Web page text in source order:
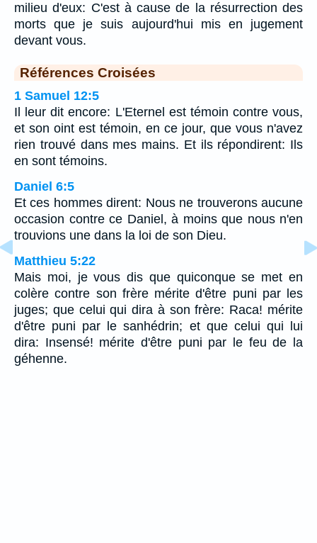
milieu d'eux: C'est à cause de la résurrection des
morts que je suis aujourd'hui mis en jugement
devant vous.
Références Croisées
1 Samuel 12:5
Il leur dit encore: L'Eternel est témoin contre vous,
et son oint est témoin, en ce jour, que vous n'avez
rien trouvé dans mes mains. Et ils répondirent: Ils
en sont témoins.
Daniel 6:5
Et ces hommes dirent: Nous ne trouverons aucune
occasion contre ce Daniel, à moins que nous n'en
trouvions une dans la loi de son Dieu.
Matthieu 5:22
Mais moi, je vous dis que quiconque se met en
colère contre son frère mérite d'être puni par les
juges; que celui qui dira à son frère: Raca! mérite
d'être puni par le sanhédrin; et que celui qui lui
dira: Insensé! mérite d'être puni par le feu de la
géhenne.